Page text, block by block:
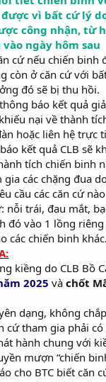
vì bất cứ lý
công nhận, từ
ngày hôm sau
cứ nếu chiến binh
còn ở căn cứ với
đó sẽ bị thu hồi.
báo kết quả
nại về thành
hoặc liên hệ trực
kết quả CLB sẽ
tích chiến binh
các chặng đua
cầu các căn cứ
trái, đau mắt,
đó vào 1 lồng
các chiến binh khác.
kiềng do CLB Bồ
2025 và chốt
dạng, không
cứ tham gia phải
hành chung với
mượn “chiến
cho BTC biết căn